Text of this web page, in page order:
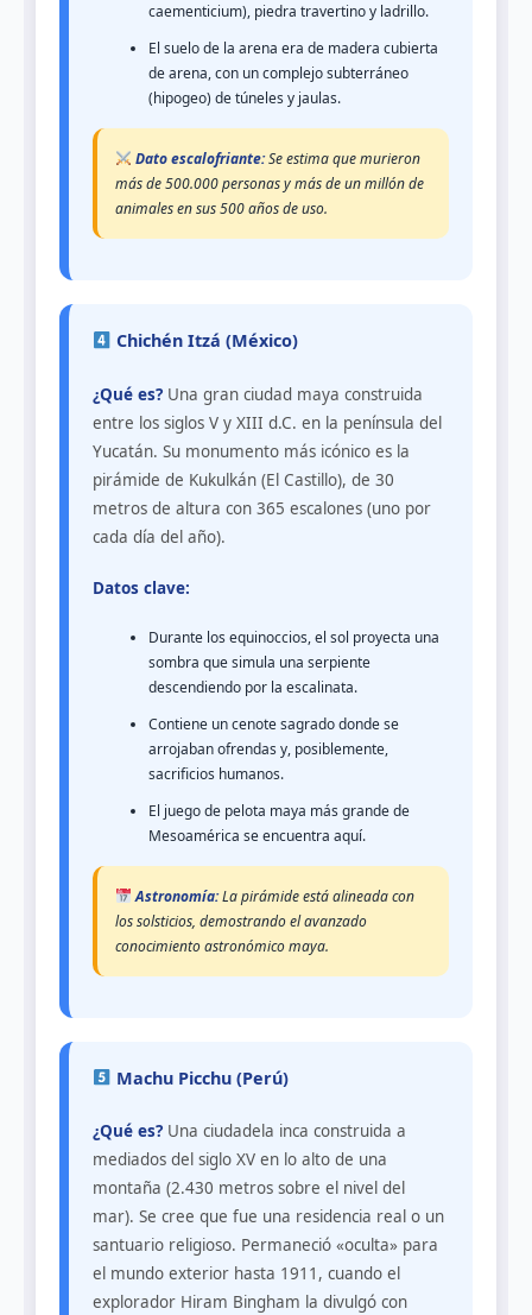
caementicium), piedra travertino y ladrillo.
El suelo de la arena era de madera cubierta
de arena, con un complejo subterráneo
(hipogeo) de túneles y jaulas.
Dato escalofriante:Se estima que murieron
más de 500.000 personas y más de un millón de
animales en sus 500 años de uso.
Chichén Itzá (México)
¿Qué es? Una gran ciudad maya construida
entre los siglos V y XIII d.C. en la península del
Yucatán. Su monumento más icónico es la
pirámide de Kukulkán (El Castillo), de 30
metros de altura con 365 escalones (uno por
cada día del año).
Datos clave:
Durante los equinoccios, el sol proyecta una
sombra que simula una serpiente
descendiendo por la escalinata.
Contiene un cenote sagrado donde se
arrojaban ofrendas y, posiblemente,
sacrificios humanos.
El juego de pelota maya más grande de
Mesoamérica se encuentra aquí.
Astronomía:La pirámide está alineada con
los solsticios, demostrando el avanzado
conocimiento astronómico maya.
Machu Picchu (Perú)
¿Qué es? Una ciudadela inca construida a
mediados del siglo XV en lo alto de una
montaña (2.430 metros sobre el nivel del
mar). Se cree que fue una residencia real o un
santuario religioso. Permaneció «oculta» para
el mundo exterior hasta 1911, cuando el
explorador Hiram Bingham la divulgó con